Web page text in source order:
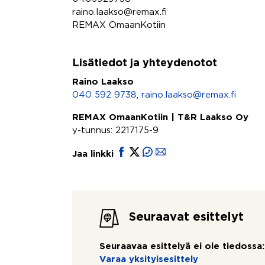
raino.laakso@remax.fi
REMAX OmaanKotiin
Lisätiedot ja yhteydenotot
Raino Laakso
040 592 9738
raino.laakso@remax.fi
REMAX OmaanKotiin | T&R Laakso Oy
y-tunnus: 2217175-9
Jaa linkki
Seuraavat esittelyt
Seuraavaa esittelyä ei ole tiedossa:
Varaa yksityisesittely